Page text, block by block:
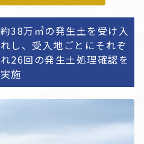
約38万㎥の発生土を受け入
れし、受入地ごとにそれぞ
れ26回の発生土処理確認を
実施